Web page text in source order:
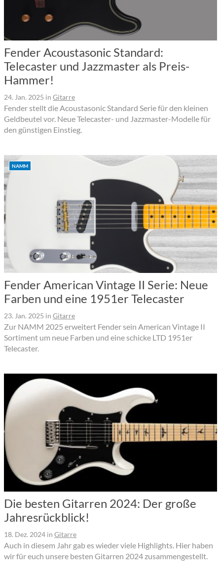
Fender Acoustasonic Standard:
Telecaster und Jazzmaster als Preis-
Hammer!
24. Jan. 2025 in Gitarre
Fender stellt die Acoustasonic Standard Serie für den kleinen
Geldbeutel vor. Neue Telecaster- und Jazzmaster-Modelle für
den günstigen Einstieg.
NAMM
Fender American Vintage II Serie: Neue
Farben und eine 1951er Telecaster
23. Jan. 2025 in Gitarre
Zur NAMM 2025 erweitert Fender sein American Vintage II
Sortiment um neue Farben und eine schicke LTD 1951er
Telecaster.
Die besten Gitarren 2024: Der große
Jahresrückblick!
18. Dez. 2024 in Gitarre
Auch in diesem Jahr gab es wieder viele Highlights. Hier haben
wir für euch unsere besten Gitarren 2024 zusammengestellt.